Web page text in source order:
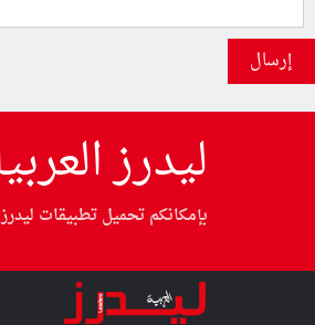
إرسال
ليدرز
بإمكانكم تحميل تطبيقات